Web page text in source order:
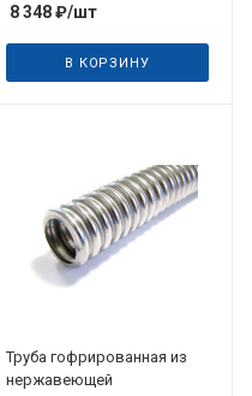
8 348₽/шт
В КОРЗИНУ
Труба гофрированная из
нержавеющей